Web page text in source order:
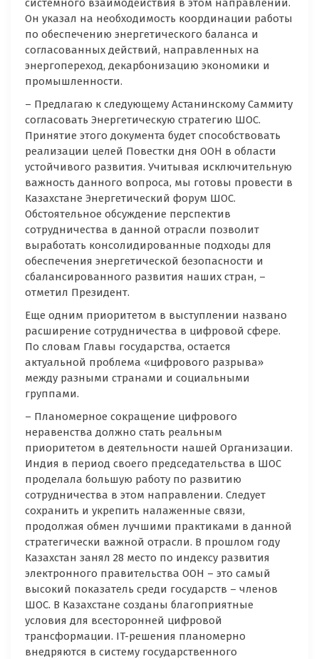
системного взаимодействия в этом направлении.
Он указал на необходимость координации работы
по обеспечению энергетического баланса и
согласованных действий, направленных на
энергопереход, декарбонизацию экономики и
промышленности.
– Предлагаю к следующему Астанинскому Саммиту
согласовать Энергетическую стратегию ШОС.
Принятие этого документа будет способствовать
реализации целей Повестки дня OOН в области
устойчивого развития. Учитывая исключительную
важность данного вопроса, мы готовы провести в
Казахстане Энергетический форум ШОС.
Обстоятельное обсуждение перспектив
сотрудничества в данной отрасли позволит
выработать консолидированные подходы для
обеспечения энергетической безопасности и
сбалансированного развития наших стран, –
отметил Президент.
Еще одним приоритетом в выступлении названо
расширение сотрудничества в цифровой сфере.
По словам Главы государства, остается
актуальной проблема «цифрового разрыва»
между разными странами и социальными
группами.
– Планомерное сокращение цифрового
неравенства должно стать реальным
приоритетом в деятельности нашей Организации.
Индия в период своего председательства в ШОС
проделала большую работу по развитию
сотрудничества в этом направлении. Следует
сохранить и укрепить налаженные связи,
продолжая обмен лучшими практиками в данной
стратегически важной отрасли. В прошлом году
Казахстан занял 28 место по индексу развития
электронного правительства ООН – это самый
высокий показатель среди государств – членов
ШОС. В Казахстане созданы благоприятные
условия для всесторонней цифровой
трансформации. IT-решения планомерно
внедряются в систему государственного